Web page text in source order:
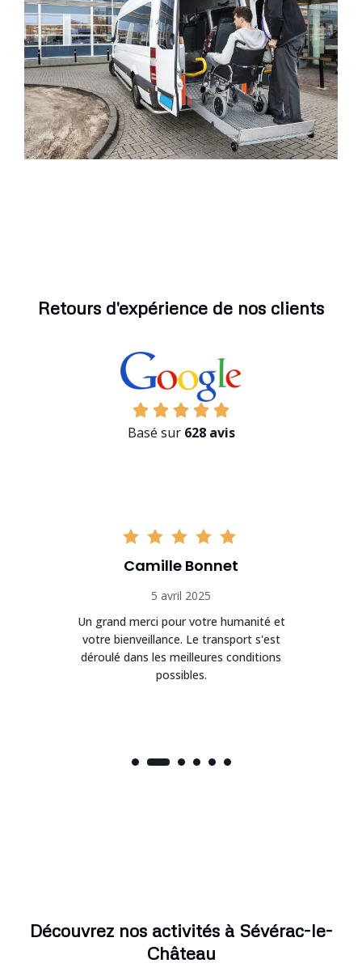
Retours d'expérience de nos clients
Basé sur 628 avis
Camille Bonnet
5 avril 2025
Un grand merci pour votre humanité et
votre bienveillance. Le transport s'est
déroulé dans les meilleures conditions
possibles.
Découvrez nos activités à Sévérac-le-
Château